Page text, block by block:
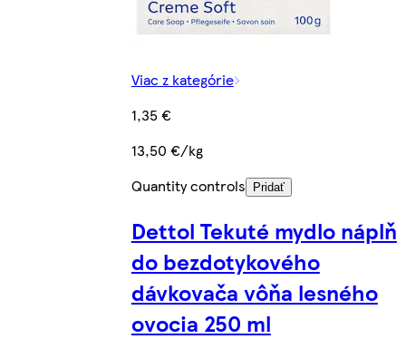
Viac z kategórie
1,35 €
13,50 €/kg
Quantity controls
Pridať
Dettol Tekuté mydlo náplň
do bezdotykového
dávkovača vôňa lesného
ovocia 250 ml